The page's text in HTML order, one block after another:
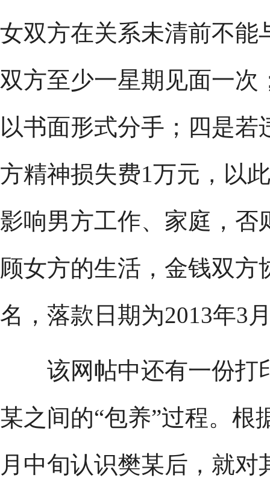
女双方在关系未清前不能
双方至少一星期见面一次
以书面形式分手；四是
方精神损失费1万元，以
影响男方工作、家庭，否
顾女方的生活，金钱双
名，落款日期为2013年3
该网帖中还有一份打
某之间的“包养”过程。根
月中旬认识樊某后，就